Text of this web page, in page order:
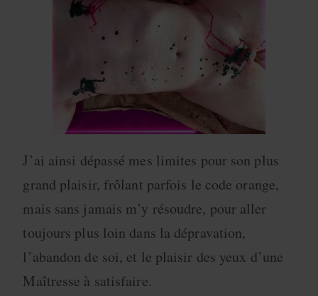
J’ai ainsi dépassé mes limites pour son plus
grand plaisir, frôlant parfois le code orange,
mais sans jamais m’y résoudre, pour aller
toujours plus loin dans la dépravation,
l’abandon de soi, et le plaisir des yeux d’une
Maîtresse à satisfaire.